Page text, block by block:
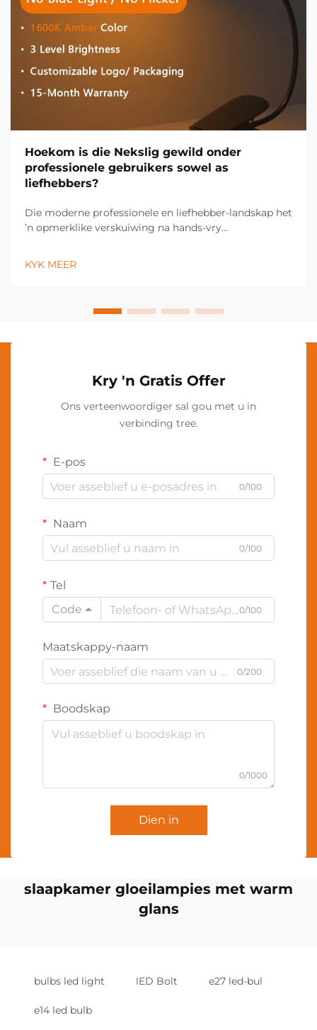
Hoekom is die Nekslig gewild onder
professionele gebruikers sowel as
liefhebbers?
Die moderne professionele en liefhebber-landskap het
’n opmerklike verskuiwing na hands-vry
verskeidenheid nydige en persoonlike toepassings.
KYK MEER
Kry 'n Gratis Offer
Ons verteenwoordiger sal gou met u in
verbinding tree.
E-pos
0/100
Naam
0/100
Tel
Code
0/100
Maatskappy-naam
0/200
Boodskap
0/1000
Dien in
slaapkamer gloeilampies met warm
glans
bulbs led light lED Bolt e27 led-bul
e14 led bulb